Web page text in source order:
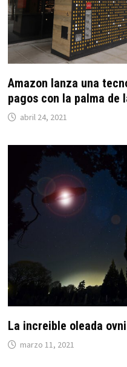
Amazon lanza una
pagos con la palma de
abril 24, 2021
La increible oleada
marzo 11, 2021